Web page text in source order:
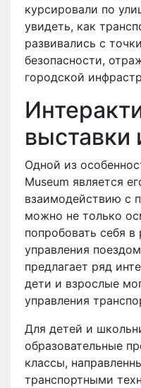
курсировали по
увидеть, как
развивались с
безопасности,
городской
Одной из
Museum является
взаимодействию с
можно не только
попробовать себя
управления
предлагает ряд
дети и взрослые
управления
Для детей и
образовательные
классы,
транспортными